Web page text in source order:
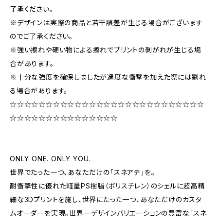
了承ください。
※デザインは実際の商品と若干誤差が生じる場合がございます
のでご了承ください。
※強い擦れや硬い物による擦れでプリントの剥がれが生じる場
合があります。
※十分な強度を確保しましたが過度な衝撃を加えた際には割れ
る場合があります。
☆☆☆☆☆☆☆☆☆☆☆☆☆☆☆☆☆☆☆☆☆☆☆☆☆☆☆
☆☆☆☆☆☆☆☆☆☆☆☆☆☆☆
ONLY ONE. ONLY YOU.
世界でたった一つ、あなただけの「スネアテ」を。
耐衝撃性に優れた軽量PS樹脂（ポリスチレン）のシェルに超高精
細な3Dプリントを施し、世界にたった一つ、あなただけのカスタ
ムオーダーを実現。世界一デザインバリエーションの豊富な「スネ